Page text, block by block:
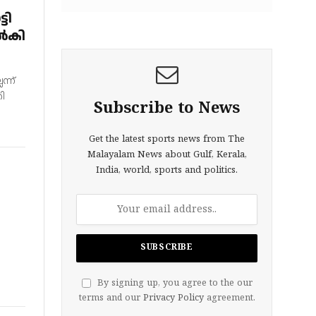
Subscribe to News
Get the latest sports news from The
Malayalam News about Gulf, Kerala,
India, world, sports and politics.
By signing up, you agree to the our
terms and our Privacy Policyagreement.